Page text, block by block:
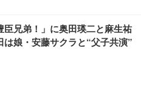
スマウス 静音 Slint Bluetooth 無
ペアリング 薄型 軽量 充電式 M
TM25MBMSABK
E2724HS 27インチ 液晶モニタ
）VA 非光沢 HDMI/DisplayP
内蔵 高さ調整 スイベル VESA対
定】REGZA レグザ テレビ 24V3
ハイビジョン/液晶/Airplay/ネット
臣兄弟！」に奥田瑛二と麻生祐
は娘・安藤サクラと“父子共演”